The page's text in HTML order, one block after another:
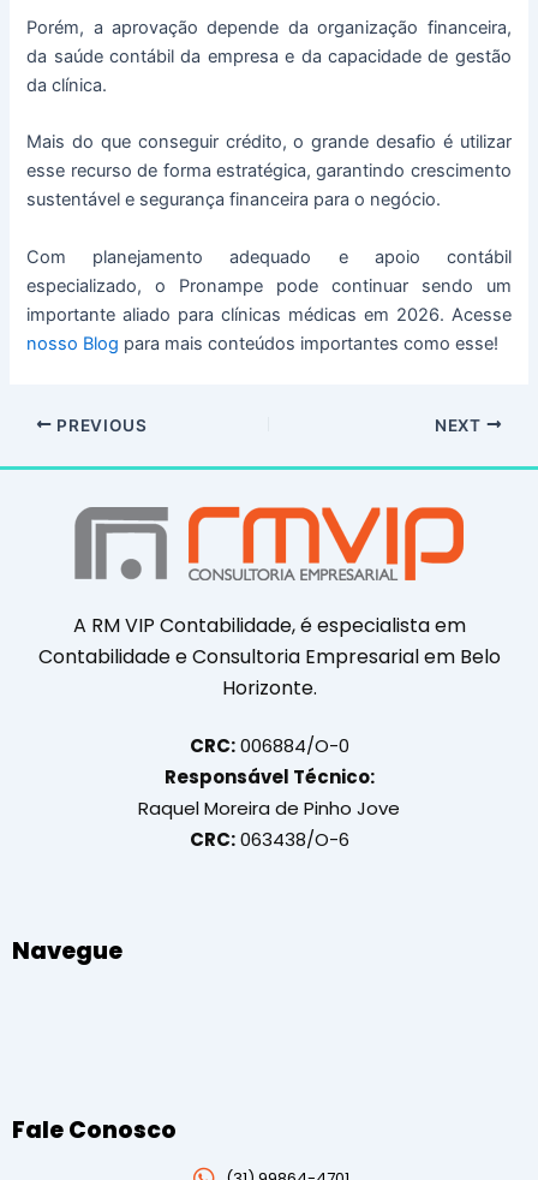
Porém, a aprovação depende da organização financeira,
da saúde contábil da empresa e da capacidade de gestão
da clínica.
Mais do que conseguir crédito, o grande desafio é utilizar
esse recurso de forma estratégica, garantindo crescimento
sustentável e segurança financeira para o negócio.
Com planejamento adequado e apoio contábil
especializado, o Pronampe pode continuar sendo um
importante aliado para clínicas médicas em 2026. Acesse
nosso Blog para mais conteúdos importantes como esse!
PREVIOUS NEXT
A RM VIP Contabilidade, é especialista em
Contabilidade e Consultoria Empresarial em Belo
Horizonte.
CRC:006884/O-0
Responsável Técnico:
Raquel Moreira de Pinho Jove
CRC:063438/O-6
Navegue
Fale Conosco